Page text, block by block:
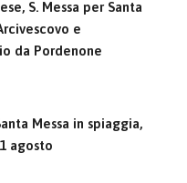
S. Messa per Santa
e
da Pordenone
Messa in spiaggia,
agosto